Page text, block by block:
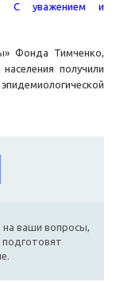
С уважением и
Фонда Тимченко,
получили
ваши вопросы,
подготовят